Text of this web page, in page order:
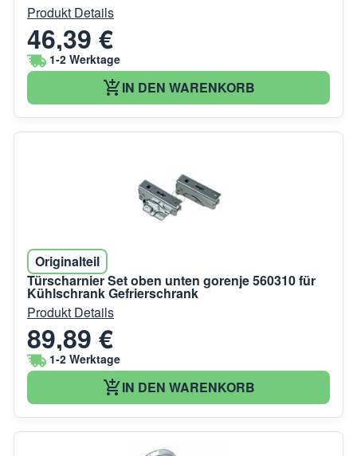
Produkt Details
46,39 €
1-2 Werktage
IN DEN WARENKORB
Originalteil
Türscharnier Set oben unten gorenje 560310 für
Kühlschrank Gefrierschrank
Produkt Details
89,89 €
1-2 Werktage
IN DEN WARENKORB